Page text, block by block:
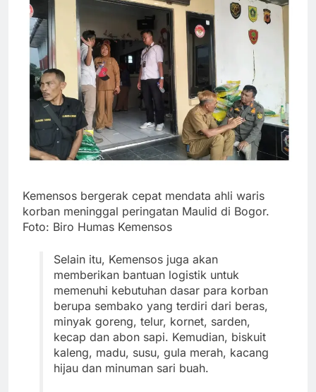
Kemensos bergerak cepat mendata ahli waris
korban meninggal peringatan Maulid di Bogor.
Foto: Biro Humas Kemensos
Selain itu, Kemensos juga akan
memberikan bantuan logistik untuk
memenuhi kebutuhan dasar para korban
berupa sembako yang terdiri dari beras,
minyak goreng, telur, kornet, sarden,
kecap dan abon sapi. Kemudian, biskuit
kaleng, madu, susu, gula merah, kacang
hijau dan minuman sari buah.